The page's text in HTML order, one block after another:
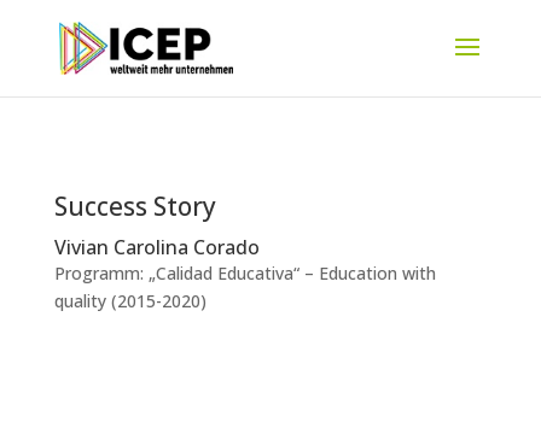
Success Story
Vivian Carolina Corado
Programm: „Calidad Educativa“ – Education with
quality (2015-2020)